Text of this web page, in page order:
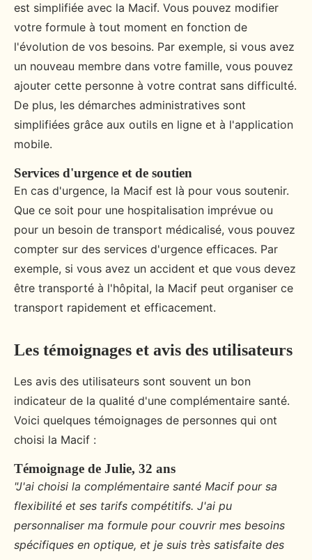
est simplifiée avec la Macif. Vous pouvez modifier
votre formule à tout moment en fonction de
l'évolution de vos besoins. Par exemple, si vous avez
un nouveau membre dans votre famille, vous pouvez
ajouter cette personne à votre contrat sans difficulté.
De plus, les démarches administratives sont
simplifiées grâce aux outils en ligne et à l'application
mobile.
Services d'urgence et de soutien
En cas d'urgence, la Macif est là pour vous soutenir.
Que ce soit pour une hospitalisation imprévue ou
pour un besoin de transport médicalisé, vous pouvez
compter sur des services d'urgence efficaces. Par
exemple, si vous avez un accident et que vous devez
être transporté à l'hôpital, la Macif peut organiser ce
transport rapidement et efficacement.
Les témoignages et avis des utilisateurs
Les avis des utilisateurs sont souvent un bon
indicateur de la qualité d'une complémentaire santé.
Voici quelques témoignages de personnes qui ont
choisi la Macif :
Témoignage de Julie, 32 ans
"J'ai choisi la complémentaire santé Macif pour sa
flexibilité et ses tarifs compétitifs. J'ai pu
personnaliser ma formule pour couvrir mes besoins
spécifiques en optique, et je suis très satisfaite des